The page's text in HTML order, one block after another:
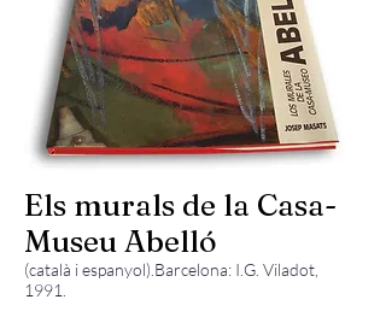
Els murals de la Casa-
Museu Abelló
(català i espanyol).Barcelona: I.G. Viladot,
1991.